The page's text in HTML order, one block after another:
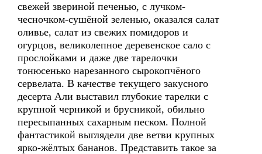
свежей звериной печенью, с лучком-
чесночком-сушёной зеленью, оказался салат
оливье, салат из свежих помидоров и
огурцов, великолепное деревенское сало с
прослойками и даже две тарелочки
тонюсенько нарезанного сырокопчёного
сервелата. В качестве текущего закусного
десерта Али выставил глубокие тарелки с
крупной черникой и брусникой, обильно
пересыпанных сахарным песком. Полной
фантастикой выглядели две ветви крупных
ярко-жёлтых бананов. Представить такое за